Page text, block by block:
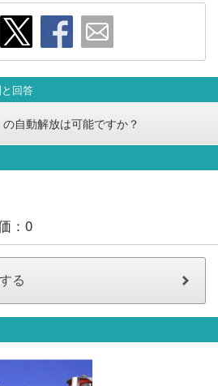
回答
自動解放は可能ですか？
：0